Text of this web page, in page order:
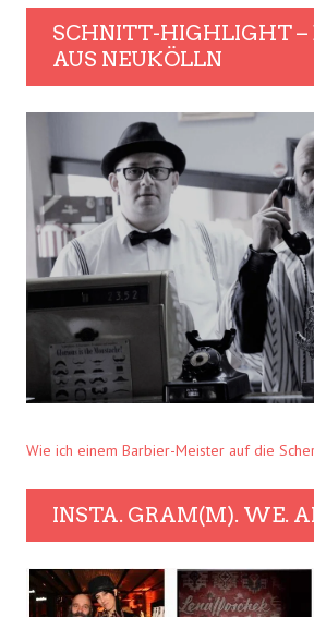
SCHNITT-HIGHLIGHT –
AUS NEUKÖLLN
Wie ich einem Barbier-Meister auf die
INSTA. GRAM(M). WE.